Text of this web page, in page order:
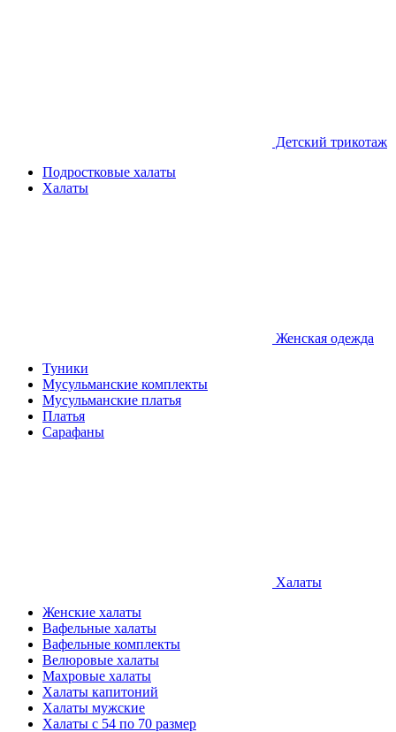
Детcкий трикотаж
Подростковые халаты
Халаты
Женская одежда
Туники
Мусульманские комплекты
Мусульманские платья
Платья
Сарафаны
Халаты
Женские халаты
Вафельные халаты
Вафельные комплекты
Велюровые халаты
Махровые халаты
Халаты капитоний
Халаты мужские
Халаты с 54 по 70 размер